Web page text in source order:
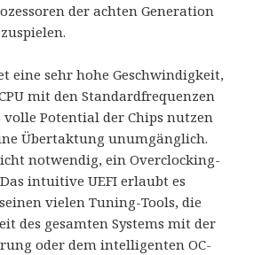
der achten Generation
eine sehr hohe Geschwindigkeit,
mit den Standardfrequenzen
volle Potential der Chips nutzen
Übertaktung unumgänglich.
notwendig, ein Overclocking-
intuitive UEFI erlaubt es
vielen Tuning-Tools, die
des gesamten Systems mit der
oder dem intelligenten OC-